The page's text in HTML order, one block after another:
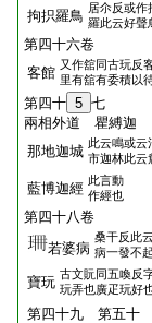
拘抧羅鳥 居尒反或作
羅此云好聲
第四十六卷
客館 又作舘同古玩反
里有舘有委積以
第四十 5 七
兩相外道 瞿縛迦
那地迦城 此云鳴或云
市迦林此云
藍博迦經 此言動
作經也
第四十八卷
若婆病
桑干反此
病一發不
寶玩 古文貦同五喚反
玩弄也廣疋玩好
第四十九 第五